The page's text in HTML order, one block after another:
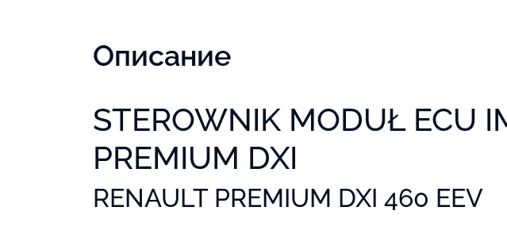
Описание
STEROWNIK MODUŁ ECU
PREMIUM DXI
RENAULT PREMIUM DXI 460 EEV